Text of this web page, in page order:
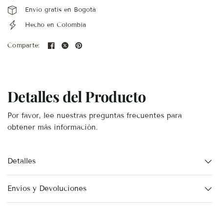
Envío gratis en Bogotá
Hecho en Colombia
Comparte:
Detalles del Producto
Por favor, lee nuestras preguntas frecuentes para
obtener más información.
Detalles
Envíos y Devoluciones